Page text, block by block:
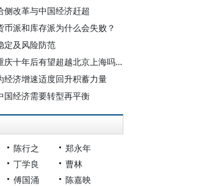
侧改革与中国经济赶超
币派和库存派为什么会失败？
定及风险防范
刘士林：重庆十年后有望超越北京上海吗？
经济增速适度回升积蓄力量
国经济需要转型再平衡
陈行之
郑永年
丁学良
曹林
傅国涌
陈嘉映